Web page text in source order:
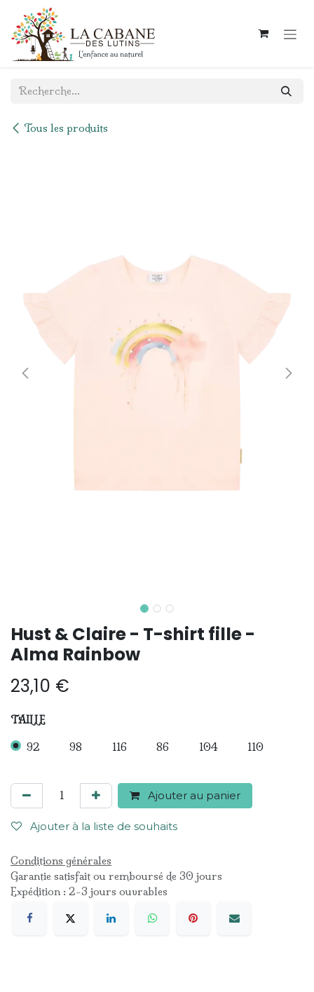
Se rendre au contenu
Tous les produits
Hust & Claire - T-shirt fille -
Alma Rainbow
23,10 €
TAILLE
92 98 116 86 104 110
Ajouter au panier
Ajouter à la liste de souhaits
Conditions générales
Garantie satisfait ou remboursé de 30 jours
Expédition : 2-3 jours ouvrables